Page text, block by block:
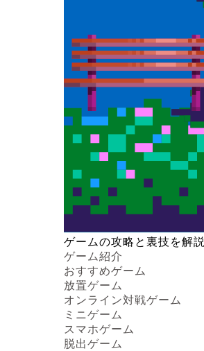
ゲームの攻略と裏技を解説
ゲーム紹介
おすすめゲーム
放置ゲーム
オンライン対戦ゲーム
ミニゲーム
スマホゲーム
脱出ゲーム